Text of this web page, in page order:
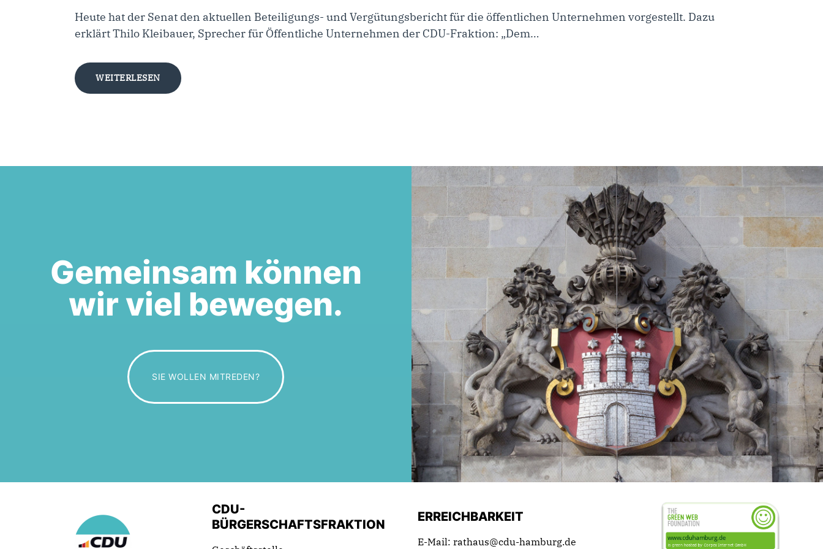
Heute hat der Senat den aktuellen Beteiligungs- und Vergütungsbericht für die öffentlichen Unternehmen vorgestellt. Dazu
erklärt Thilo Kleibauer, Sprecher für Öffentliche Unternehmen der CDU-Fraktion: „Dem…
WEITERLESEN
Gemeinsam können
wir viel bewegen.
SIE WOLLEN MITREDEN?
CDU-
BÜRGERSCHAFTSFRAKTION
ERREICHBARKEIT
E-Mail: rathaus@cdu-hamburg.de